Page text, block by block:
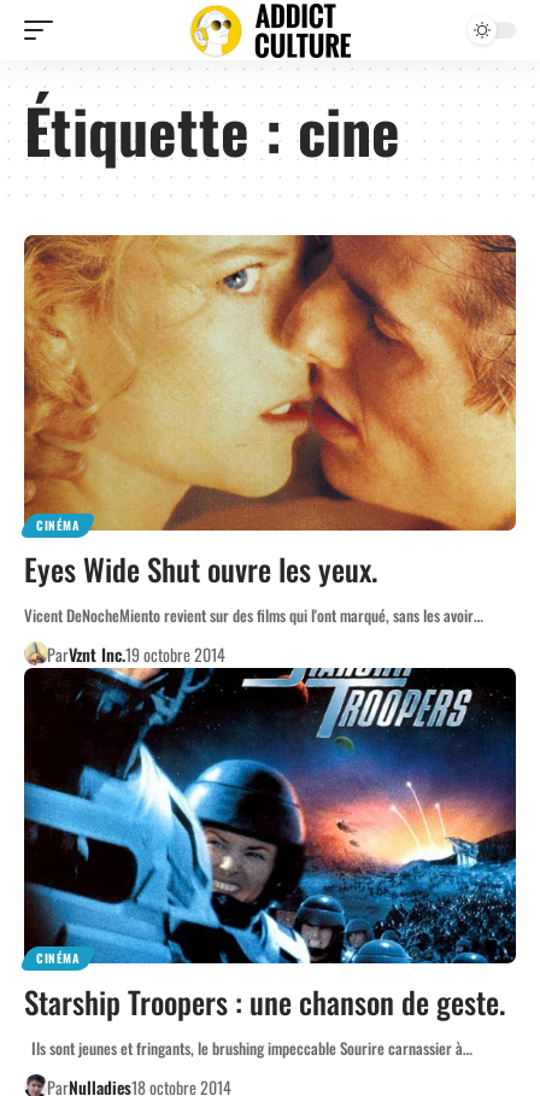
Étiquette :cine
CINÉMA
Eyes Wide Shut ouvre les yeux.
Vicent DeNocheMiento revient sur des films qui l'ont marqué, sans les avoir…
ParVznt Inc.19 octobre 2014
CINÉMA
Starship Troopers : une chanson de geste.
Ils sont jeunes et fringants, le brushing impeccable Sourire carnassier à…
ParNulladies18 octobre 2014